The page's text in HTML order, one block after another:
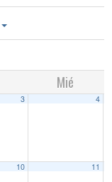
Mié
3 4
10 11